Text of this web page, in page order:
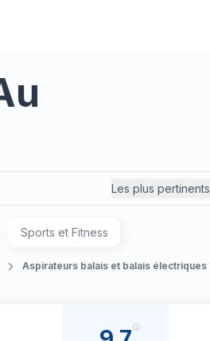
Les plus pertinents
Sports et Fitness
Aspirateurs balais et balais électriques